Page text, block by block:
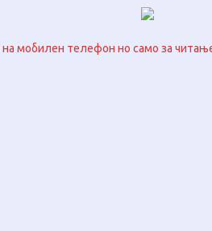
мобилен телефон но само за